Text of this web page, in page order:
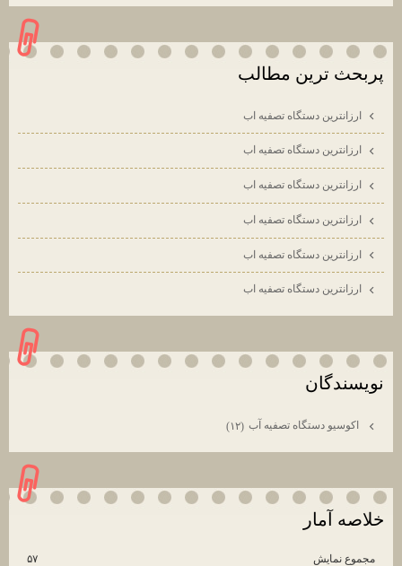
پربحث ترين مطالب
ارزانترين دستگاه تصفيه اب
ارزانترين دستگاه تصفيه اب
ارزانترين دستگاه تصفيه اب
ارزانترين دستگاه تصفيه اب
ارزانترين دستگاه تصفيه اب
ارزانترين دستگاه تصفيه اب
نويسندگان
اكوسيو دستگاه تصفيه آب (۱۲)
خلاصه آمار
مجموع نمایش‌